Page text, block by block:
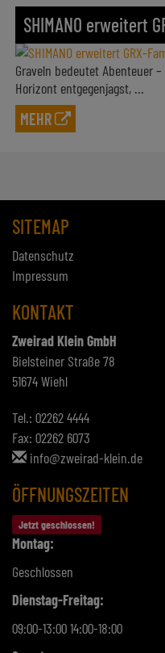
Graveln bedeutet Abenteuer
Horizont entgegenjagst, ...
MEHR
KONTAKT
Zweirad Klein GmbH
51674 Wiehl
Tel.: 02262 4444
Fax: 02262 6073
ÖFFNUNGSZEITEN
Jetzt geschlossen!
Montag:
Geschlossen
Dienstag-Freitag:
09:00-13:00 14:00-18:00
Samstag:
09:00 - 14:00 Uhr